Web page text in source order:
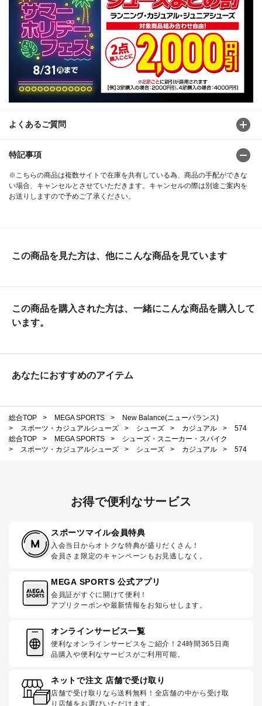
よくあるご質問
特記事項
※こちらの商品は複数サイトで在庫を共有している為、商品の手配ができな
い場合、キャンセルとさせていただきます。キャンセルの際は別途ご案内を
お送りしますので予めご了承ください。
この商品を見た方は、他にこんな商品を見ています
この商品を購入された方は、一緒にこんな商品を購入して
います。
あなたにおすすめのアイテム
総合TOP > MEGA SPORTS >
New Balance(ニューバランス)
>
スポーツ・カジュアルシューズ > シューズ > カジュアル >
574
総合TOP
> MEGA SPORTS >
シューズ・スニーカー・スパイク
>
スポーツ・カジュアルシューズ > シューズ > カジュアル > 574
お得で便利なサービス
スポーツマイル会員特典
入会当日からオトクな特典が盛りだくさん！
会員さま限定のキャンペーンもお見逃しなく。
MEGA SPORTS 公式アプリ
会員証がすぐに開けて便利！
アプリクーポンや最新情報をお知らせします。
オンラインサービス一覧
便利なオンラインサービスをご紹介！24時間365日商
品購入や便利なサービスがご利用可能。
ネットで注文 店舗で受け取り
店舗で受け取りなら送料無料！全店舗の中から受け取
り店舗をお選びいただけます。